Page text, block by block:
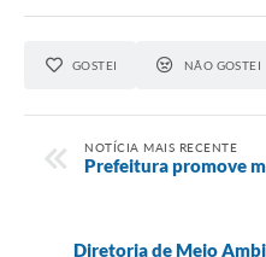
GOSTEI NÃO GOSTEI
NOTÍCIA MAIS RECENTE
Prefeitura promove
Diretoria de Meio